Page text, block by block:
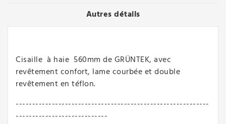
Autres détails
Cisaille à haie 560mm de GRÜNTEK, avec
revêtement confort, lame courbée et double
revêtement en téflon.
-----------------------------------------------------------
----------------------------